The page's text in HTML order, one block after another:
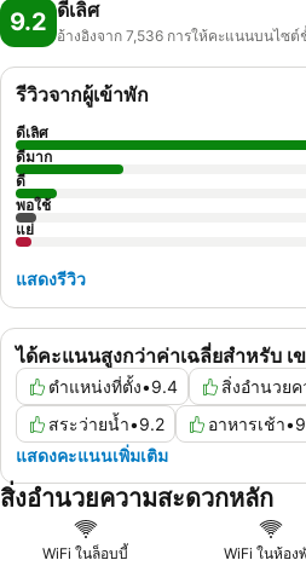
9.2 ดีเลิศ
อ้างอิงจาก 7,536 การให้คะแนนบนไซต์
ได้คะแนนสูงกว่าค่าเฉลี่ยสำหรับ เ
ตำแหน่งที่ตั้ง•9.4 สิ่งอำนวย
สระว่ายน้ำ•9.2 อาหารเช้า•
แสดงคะแนนเพิ่มเติม
รีวิวจากผู้เข้าพัก
ดีเลิศ
ดีมาก
ดี
พอใช้
แย่
แสดงรีวิว
สิ่งอำนวยความสะดวกหลัก
WiFi ในล็อบบี้ WiFi ในห้อง